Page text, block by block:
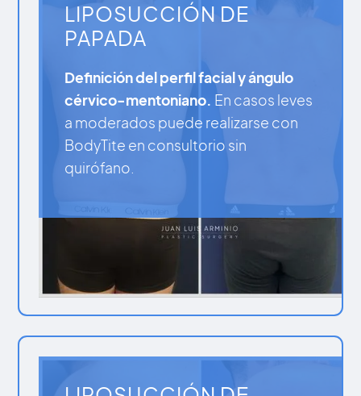
LIPOSUCCIÓN DE
PAPADA
Definición del perfil facial y ángulo
cérvico-mentoniano. En casos leves
a moderados puede realizarse con
BodyTite en consultorio sin
quirófano.